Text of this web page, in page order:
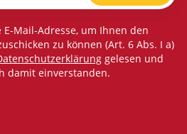
Mail-Adresse, um Ihnen den
zu können (Art. 6 Abs. I a)
gelesen und
damit einverstanden.